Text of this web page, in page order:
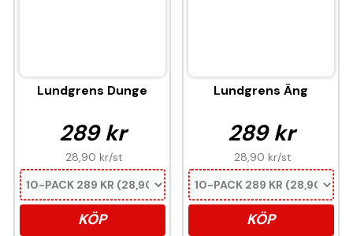
Lundgrens Dunge
289 kr
28,90 kr/st
KÖP
Lundgrens Äng
289 kr
28,90 kr/st
KÖP